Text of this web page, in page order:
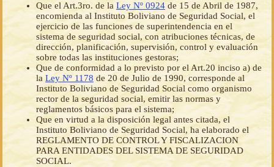
Que el Art.3ro. de la Ley Nº 0924 de 15 de Abril de 1987,
encomienda al Instituto Boliviano de Seguridad Social, el
ejercicio de las funciones de superintendencia en el
sistema de seguridad social, con atribuciones técnicas, de
dirección, planificación, supervisión, control y evaluación
sobre todas las instituciones gestoras;
Que de conformidad a lo previsto por el Art.20 inciso a) de
la Ley Nº 1178 de 20 de Julio de 1990, corresponde al
Instituto Boliviano de Seguridad Social como organismo
rector de la seguridad social, emitir las normas y
reglamentos básicos para el sistema;
Que en virtud a la disposición legal antes citada, el
Instituto Boliviano de Seguridad Social, ha elaborado el
REGLAMENTO DE CONTROL Y FISCALIZACION
PARA ENTIDADES DEL SISTEMA DE SEGURIDAD
SOCIAL.